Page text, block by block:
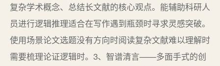
复杂学术概念、总结长文献的核心观点。能辅助科研人
员进行逻辑推理适合在写作遇到瓶颈时寻求灵感突破。
使用场景论文选题没有方向时阅读复杂文献难以理解时
需要梳理论证逻辑时。3、智谱清言——多面手式的创